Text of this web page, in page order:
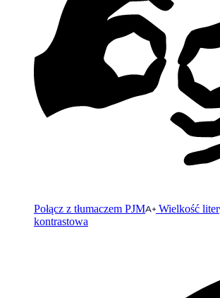
Połącz z tłumaczem PJM Wielkość liter
kontrastowa